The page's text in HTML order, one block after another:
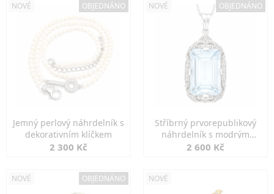
NOVÉ OBJEDNÁNO
Jemný perlový náhrdelník s
dekorativním klíčkem
2 300 Kč
NOVÉ OBJEDNÁNO
Stříbrný prvorepublikový
náhrdelník s modrým
spinelem
2 600 Kč
NOVÉ OBJEDNÁNO NOVÉ